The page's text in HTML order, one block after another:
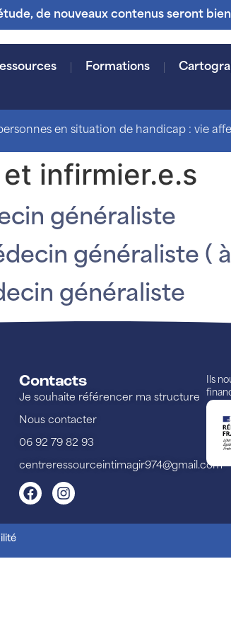
de nouveaux contenus seront
Formations
en situation de handicap : vie
infirmier.e.s
généraliste
généraliste (
généraliste
Contacts
Je souhaite référencer ma structure
Nous contacter
06 92 79 82 93
centreressourceintimagir974@gmail.com
Ils